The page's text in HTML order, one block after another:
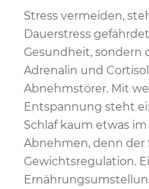
Stress vermeiden,
Dauerstress
Gesundheit, sondern
Adrenalin und
Abnehmstörer. Mit
Entspannung steht
Schlaf kaum etwas
Abnehmen, denn der
Gewichtsregulation.